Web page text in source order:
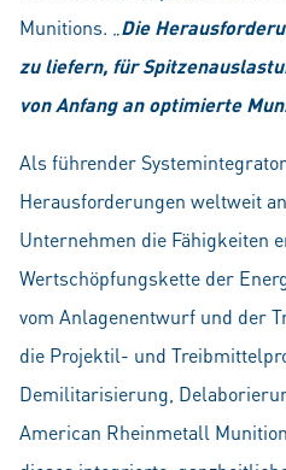
Munitions. „ Die
zu liefern, für
von Anfang an optimierte
Als führender
Herausforderungen weltweit
Unternehmen die Fähigkeiten
Wertschöpfungskette der
vom Anlagenentwurf und der
die Projektil- und
Demilitarisierung,
American Rheinmetall